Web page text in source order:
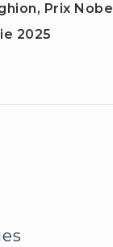
Prix Nobel
2025